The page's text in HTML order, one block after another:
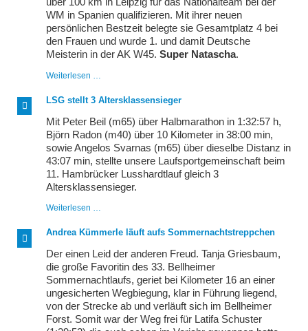
WM in Spanien qualifizieren. Mit ihrer neuen
persönlichen Bestzeit belegte sie Gesamtplatz 4 bei
den Frauen und wurde 1. und damit Deutsche
Meisterin in der AK W45. Super Natascha.
Weiterlesen …
WM-
Quali
LSG stellt 3 Altersklassensieger
Mit Peter Beil (m65) über Halbmarathon in 1:32:57 h,
Björn Radon (m40) über 10 Kilometer in 38:00 min,
sowie Angelos Svarnas (m65) über dieselbe Distanz in
43:07 min, stellte unsere Laufsportgemeinschaft beim
11. Hambrücker Lusshardtlauf gleich 3
Altersklassensieger.
Weiterlesen …
Altersklassensieger
Andrea Kümmerle läuft aufs Sommernachtstreppchen
Der einen Leid der anderen Freud. Tanja Griesbaum,
die große Favoritin des 33. Bellheimer
Sommernachtlaufs, geriet bei Kilometer 16 an einer
ungesicherten Wegbiegung, klar in Führung liegend,
von der Strecke ab und verläuft sich im Bellheimer
Forst. Somit war der Weg frei für Latifa Schuster